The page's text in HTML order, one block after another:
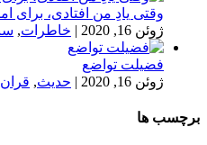
وقتی یادِ من افتادی، برای
ژوئن 16, 2020
| خاطرات,
فضیلت تواضع
ژوئن 16, 2020
| حدیث,
برچسب ها